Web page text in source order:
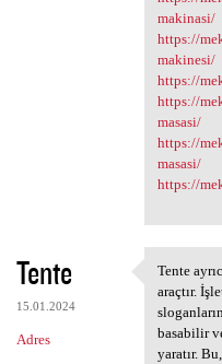
makinasi/
https://
makinesi/
https://
https://
masasi/
https://
masasi/
https://
Tente
15.01.2024
Adres
Tente
Tente
araçtır.
basabilir
yaratır.